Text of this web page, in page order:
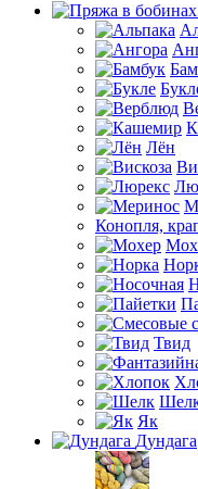
Лён
Конопля,
Твид
Як
Дундага